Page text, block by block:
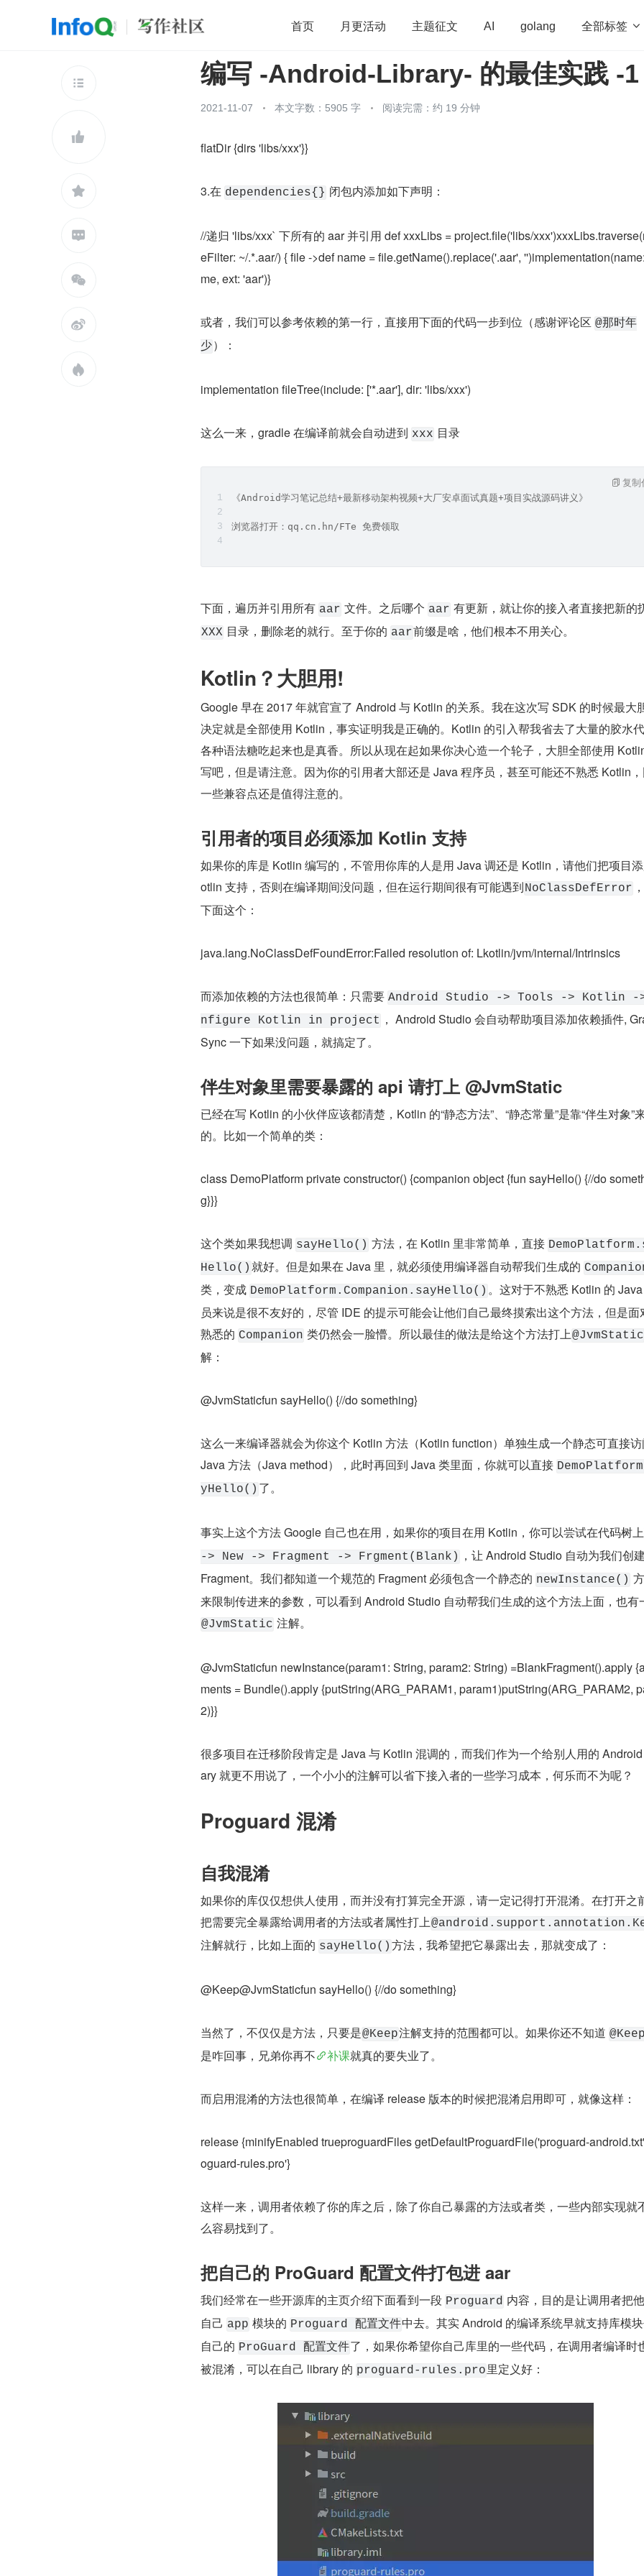
首页 月更活动 主题征文 AI golang 全部标签 
开源 架构 OpenHarmony 算法 学习方法 Web3.0 高
运维 深度思考
查看更多







编写 -Android-Library- 的最佳实践 -1
2021-11-07 本文字数：5905 字 阅读完需：约 19 分钟
flatDir {dirs 'libs/xxx'}}
3.在 dependencies{} 闭包内添加如下声明：
//递归 'libs/xxx` 下所有的 aar 并引用 def xxxLibs = project.file('libs/
eFilter: ~/.*.aar/) { file ->def name = file.getName().replace('.aar',
me, ext: 'aar')}
或者，我们可以参考依赖的第一行，直接用下面的代码一步到位（感谢评论区 @那时年
少）：
implementation fileTree(include: ['*.aar'], dir: 'libs/xxx')
这么一来，gradle 在编译前就会自动进到 xxx 目录
《Android学习笔记总结+最新移动架构视频+大厂安卓面试真题+项目实战源码讲义》
浏览器打开：qq.cn.hn/FTe 免费领取
复制
下面，遍历并引用所有 aar 文件。之后哪个 aar
XXX 目录，删除老的就行。至于你的 aar前缀是啥，他们根本不用关心。
Kotlin？大胆用!
Google 早在 2017 年就官宣了 Android 与 Kotlin 的关系。我在这次写 SDK 的时候最大
决定就是全部使用 Kotlin，事实证明我是正确的。Kotlin 的引入帮我省去了大量的胶水代
各种语法糖吃起来也是真香。所以从现在起如果你决心造一个轮子，大胆全部使用
写吧，但是请注意。因为你的引用者大部还是 Java 程序员，甚至可能还不熟悉 Kotlin
一些兼容点还是值得注意的。
引用者的项目必须添加 Kotlin 支持
如果你的库是 Kotlin 编写的，不管用你库的人是用 Java 调还是 Kotlin，请他们把项目
otlin 支持，否则在编译期间没问题，但在运行期间很有可能遇到NoClassDefError
下面这个：
java.lang.NoClassDefFoundError:Failed resolution of: Lkotlin/jvm/internal/Intrinsics
而添加依赖的方法也很简单：只需要 Android Studio -> Tools -> Kotlin -
nfigure Kotlin in project ， Android Studio 会自动帮助项目添加依赖插件,
Sync 一下如果没问题，就搞定了。
伴生对象里需要暴露的 api 请打上 @JvmStatic
已经在写 Kotlin 的小伙伴应该都清楚，Kotlin 的“静态方法”、“静态常量”是靠“伴生对象”
的。比如一个简单的类：
class DemoPlatform private constructor() {companion object {fun sayHello() {//do
g}}}
这个类如果我想调 sayHello() 方法，在 Kotlin 里非常简单，直接
Hello() 就好。但是如果在 Java 里，就必须使用编译器自动帮我们生成的
类，变成 DemoPlatform.Companion.sayHello() 。这对于不熟悉 Kotlin 的
员来说是很不友好的，尽管 IDE 的提示可能会让他们自己最终摸索出这个方法，但是面
熟悉的 Companion 类仍然会一脸懵。所以最佳的做法是给这个方法打上@JvmStatic
解：
@JvmStaticfun sayHello() {//do something}
这么一来编译器就会为你这个 Kotlin 方法（Kotlin function）单独生成一个静态可直接
Java 方法（Java method），此时再回到 Java 类里面，你就可以直接
yHello() 了。
事实上这个方法 Google 自己也在用，如果你的项目在用 Kotlin，你可以尝试在代码树上
-> New -> Fragment -> Frgment(Blank)
，让 Android Studio 自动为我们创
Fragment。我们都知道一个规范的 Fragment 必须包含一个静态的 newInstance()
@JvmStatic 注解。
@JvmStaticfun newInstance(param1: String, param2: String) =BlankFragment().apply
ments = Bundle().apply {putString(ARG_PARAM1, param1)putString(ARG_PARAM2,
2)}}
很多项目在迁移阶段肯定是 Java 与 Kotlin 混调的，而我们作为一个给别人用的
ary 就更不用说了，一个小小的注解可以省下接入者的一些学习成本，何乐而不为呢？
Proguard 混淆
自我混淆
如果你的库仅仅想供人使用，而并没有打算完全开源，请一定记得打开混淆。在打开之
把需要完全暴露给调用者的方法或者属性打上
注解就行，比如上面的 sayHello() 方法，我希望把它暴露出去，那就变成了：
@Keep@JvmStaticfun sayHello() {//do something}
当然了，不仅仅是方法，只要是@Keep注解支持的范围都可以。如果你还不知道 @Keep
是咋回事，兄弟你再不
补课就真的要失业了。
而启用混淆的方法也很简单，在编译 release 版本的时候把混淆启用即可，就像这样：
release {minifyEnabled trueproguardFiles getDefaultProguardFile('proguard-
oguard-rules.pro'}
这样一来，调用者依赖了你的库之后，除了你自己暴露的方法或者类，一些内部实现就
么容易找到了。
把自己的 ProGuard 配置文件打包进 aar
我们经常在一些开源库的主页介绍下面看到一段 Proguard 内容，目的是让调用者把
自己 app 模块的 Proguard 配置文件中去。其实 Android 的编译系统早就支持库模
自己的 ProGuard 配置文件了，如果你希望你自己库里的一些代码，在调用者编译时
被混淆，可以在自己 library 的 proguard-rules.pro里定义好：